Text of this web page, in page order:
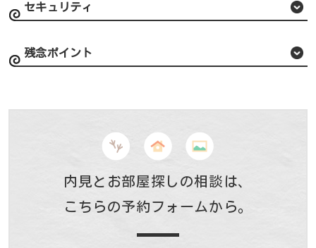
セキュリティ
残念ポイント
内見とお部屋探しの相談は、
こちらの予約フォームから。